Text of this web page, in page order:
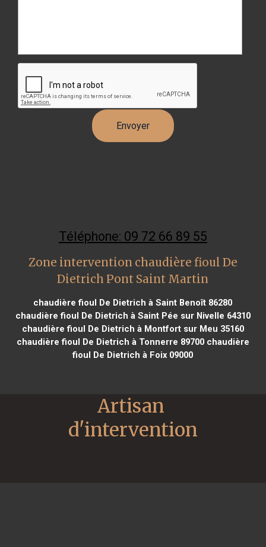
Téléphone: 09 72 66 89 55
Zone intervention chaudière fioul De
Dietrich Pont Saint Martin
chaudière fioul De Dietrich à Saint Benoît 86280
chaudière fioul De Dietrich à Saint Pée sur Nivelle 64310
chaudière fioul De Dietrich à Montfort sur Meu 35160
chaudière fioul De Dietrich à Tonnerre 89700chaudière
fioul De Dietrich à Foix 09000
Artisan
d'intervention